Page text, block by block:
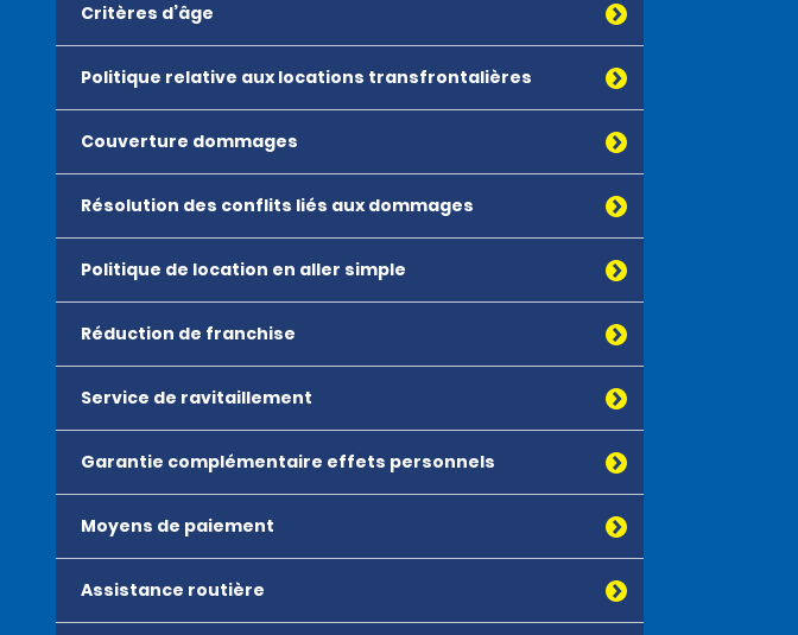
Critères d’âge
Politique relative aux locations transfrontalières
Couverture dommages
Résolution des conflits liés aux dommages
Politique de location en aller simple
Réduction de franchise
Service de ravitaillement
Garantie complémentaire effets personnels
Moyens de paiement
Assistance routière